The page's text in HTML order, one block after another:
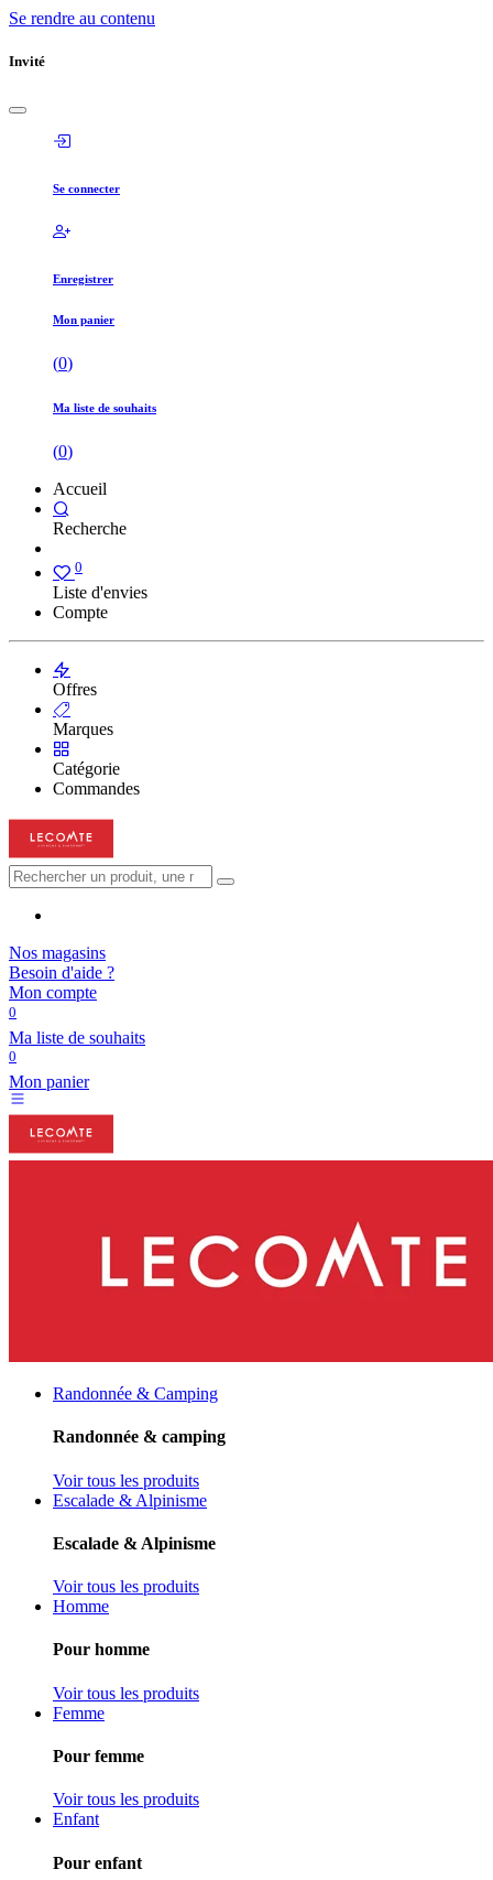
Se rendre au contenu
Invité
Se connecter
Enregistrer
Mon panier
(0)
Ma liste de souhaits
(0)
Accueil
Recherche
0
Liste d'envies
Compte
Offres
Marques
Catégorie
Commandes
Nos magasins
Besoin d'aide ?
Mon compte
0
Ma liste de souhaits
0
Mon panier
Randonnée & Camping
Randonnée & camping
Voir tous les produits
Escalade & Alpinisme
Escalade & Alpinisme
Voir tous les produits
Homme
Pour homme
Voir tous les produits
Femme
Pour femme
Voir tous les produits
Enfant
Pour enfant